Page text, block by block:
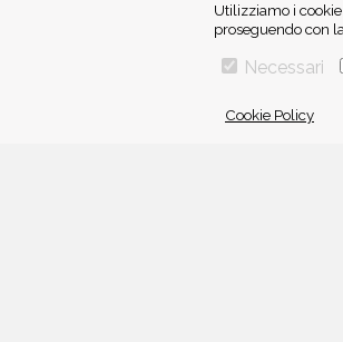
Utilizziamo i
proseguendo con
Necessari
Cookie Policy